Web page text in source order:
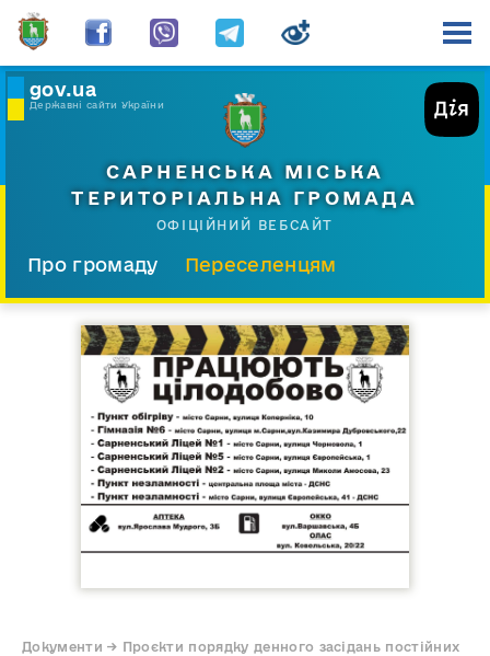
gov.ua
Державні сайти України
САРНЕНСЬКА МІСЬКА
ТЕРИТОРІАЛЬНА ГРОМАДА
ОФІЦІЙНИЙ ВЕБСАЙТ
Про громаду
Переселенцям
Прес-центр
Документи → Проєкти порядку денного засідань постійних